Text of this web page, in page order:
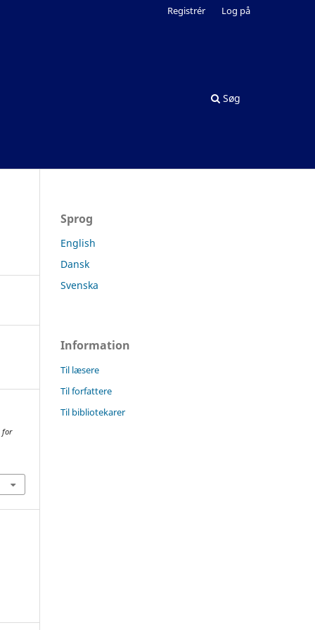
Søg
Registrér Log på
for
Sprog
English
Dansk
Svenska
Information
Til læsere
Til forfattere
Til bibliotekarer